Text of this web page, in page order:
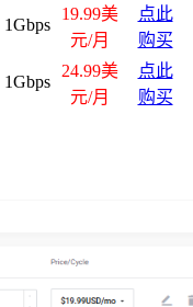
1Gbps
19.99美
元/月
点此
购买
1Gbps
24.99美
元/月
点此
购买